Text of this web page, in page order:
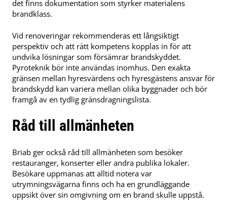
det finns dokumentation som styrker materialens
brandklass.
Vid renoveringar rekommenderas ett långsiktigt
perspektiv och att rätt kompetens kopplas in för att
undvika lösningar som försämrar brandskyddet.
Pyroteknik bör inte användas inomhus. Den exakta
gränsen mellan hyresvärdens och hyresgästens ansvar för
brandskydd kan variera mellan olika byggnader och bör
framgå av en tydlig gränsdragningslista.
Råd till allmänheten
Briab ger också råd till allmänheten som besöker
restauranger, konserter eller andra publika lokaler.
Besökare uppmanas att alltid notera var
utrymningsvägarna finns och ha en grundläggande
uppsikt över sin omgivning om en brand skulle uppstå.